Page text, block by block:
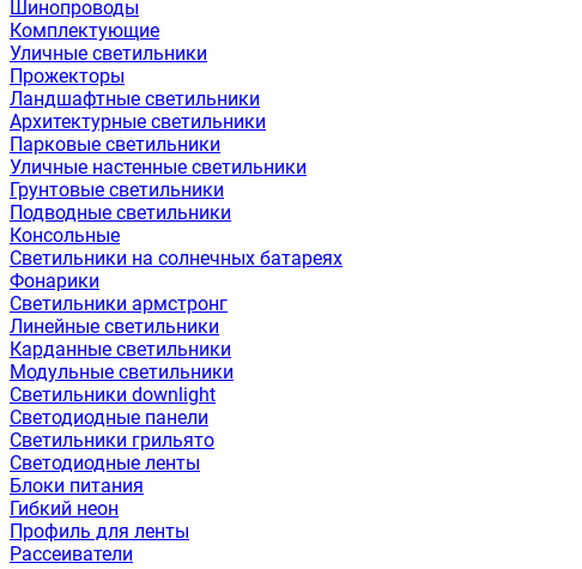
Шинопроводы
Комплектующие
Уличные светильники
Прожекторы
Ландшафтные светильники
Архитектурные светильники
Парковые светильники
Уличные настенные светильники
Грунтовые светильники
Подводные светильники
Консольные
Светильники на солнечных батареях
Фонарики
Светильники армстронг
Линейные светильники
Карданные светильники
Модульные светильники
Светильники downlight
Светодиодные панели
Светильники грильято
Светодиодные ленты
Блоки питания
Гибкий неон
Профиль для ленты
Рассеиватели